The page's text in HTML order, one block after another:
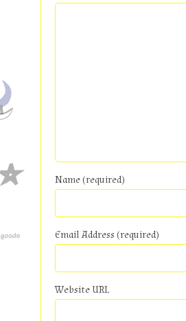
Name (required)
Email Address (required)
Website URL